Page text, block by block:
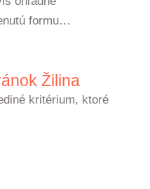
formu…
Žilina
kritérium, ktoré